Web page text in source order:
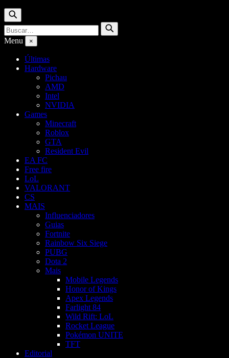
Buscar
Buscar
por:
Buscar
Menu ×
Últimas
Hardware
Pichau
AMD
Intel
NVIDIA
Games
Minecraft
Roblox
GTA
Resident Evil
EA FC
Free fire
LoL
VALORANT
CS
MAIS
Influenciadores
Guias
Fortnite
Rainbow Six Siege
PUBG
Dota 2
Mais
Mobile Legends
Honor of Kings
Apex Legends
Farlight 84
Wild Rift: LoL
Rocket League
Pokémon UNITE
TFT
Editorial